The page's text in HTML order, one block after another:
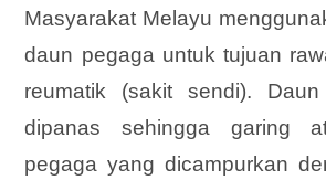
Masyarakat Melayu
daun pegaga untuk tujuan
reumatik (sakit sendi).
dipanas sehingga garing
pegaga yang dicampurkan